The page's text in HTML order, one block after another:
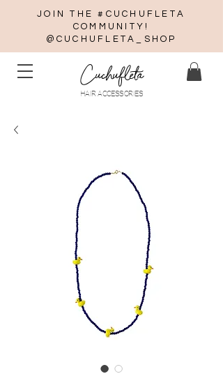
JOIN THE #CUCHUFLETA
COMMUNITY!
@CUCHUFLETA_SHOP
Cuchufleta
HAIR ACCESSORIES